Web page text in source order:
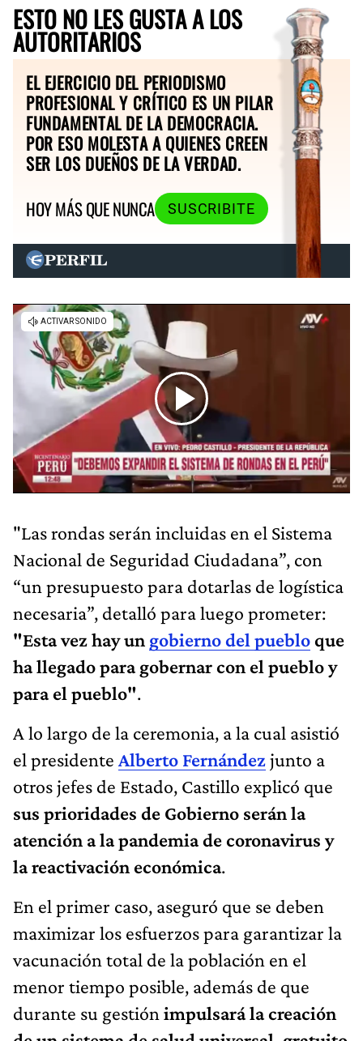
ESTO NO LES GUSTA A LOS
AUTORITARIOS
EL EJERCICIO DEL PERIODISMO
PROFESIONAL Y CRÍTICO ES UN PILAR
FUNDAMENTAL DE LA DEMOCRACIA.
POR ESO MOLESTA A QUIENES CREEN
SER LOS DUEÑOS DE LA VERDAD.
HOY MÁS QUE NUNCA
SUSCRIBITE
"Las rondas serán incluidas en el Sistema
Nacional de Seguridad Ciudadana”, con
“un presupuesto para dotarlas de logística
necesaria”, detalló para luego prometer:
"Esta vez hay un gobierno del pueblo que
ha llegado para gobernar con el pueblo y
para el pueblo".
A lo largo de la ceremonia, a la cual asistió
el presidente Alberto Fernándezjunto a
otros jefes de Estado, Castillo explicó que
sus prioridades de Gobierno serán la
atención a la pandemia de coronavirus y
la reactivación económica.
En el primer caso, aseguró que se deben
maximizar los esfuerzos para garantizar la
vacunación total de la población en el
menor tiempo posible, además de que
durante su gestión impulsará la creación